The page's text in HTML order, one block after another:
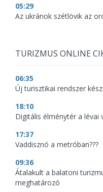
05:29
Az ukránok szétlövik az
TURIZMUS ONLINE
06:35
Új turisztikai rendszer
18:10
Digitális élménytér a lévai
17:37
Vaddisznó a metróban???
09:36
Átalakult a balatoni
meghatározó